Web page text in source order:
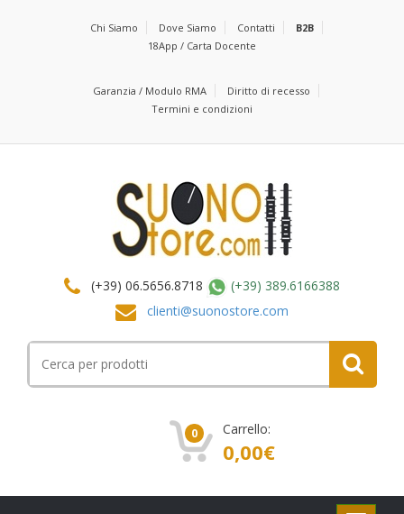
Chi Siamo Dove Siamo Contatti
B2B
18App / Carta Docente
Garanzia / Modulo RMA
Diritto di recesso
Termini e condizioni
(+39) 06.5656.8718
(+39) 389.6166388
clienti@suonostore.com
per:
0 Carrello:
0,00€